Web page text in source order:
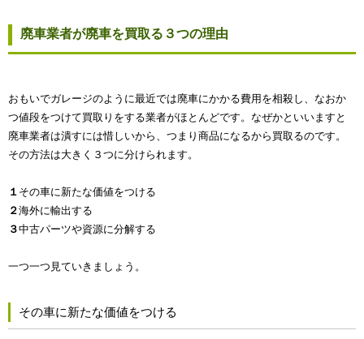
廃車業者が廃車を買取る３つの理由
おもいでガレージのように最近では廃車にかかる費用を相殺し、なおか
つ値段をつけて買取りをする業者がほとんどです。なぜかといいますと
廃車業者は潰すには惜しいから、つまり商品になるから買取るのです。
その方法は大きく３つに分けられます。
１ その車に新たな価値をつける
２海外に輸出する
３中古パーツや資源に分解する
一つ一つ見ていきましょう。
その車に新たな価値をつける